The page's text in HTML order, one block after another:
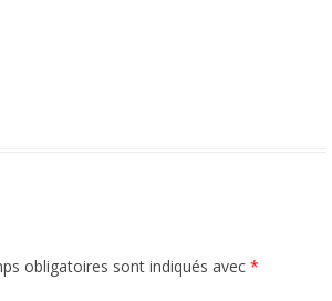
obligatoires sont indiqués avec *